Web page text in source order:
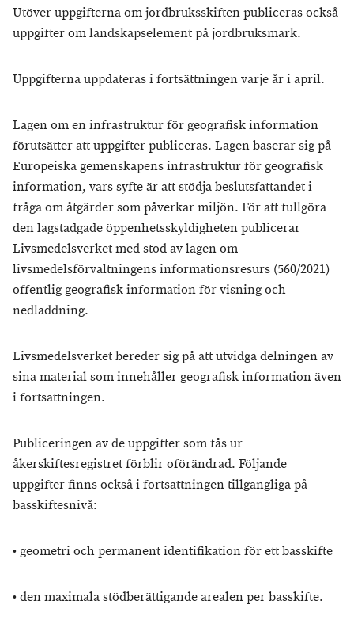
Utöver uppgifterna om jordbruksskiften publiceras också
uppgifter om landskapselement på jordbruksmark.
Uppgifterna uppdateras i fortsättningen varje år i april.
Lagen om en infrastruktur för geografisk information
förutsätter att uppgifter publiceras. Lagen baserar sig på
Europeiska gemenskapens infrastruktur för geografisk
information, vars syfte är att stödja beslutsfattandet i
fråga om åtgärder som påverkar miljön. För att fullgöra
den lagstadgade öppenhetsskyldigheten publicerar
Livsmedelsverket med stöd av lagen om
livsmedelsförvaltningens informationsresurs (560/2021)
offentlig geografisk information för visning och
nedladdning.
Livsmedelsverket bereder sig på att utvidga delningen av
sina material som innehåller geografisk information även
i fortsättningen.
Publiceringen av de uppgifter som fås ur
åkerskiftesregistret förblir oförändrad. Följande
uppgifter finns också i fortsättningen tillgängliga på
basskiftesnivå:
• geometri och permanent identifikation för ett basskifte
• den maximala stödberättigande arealen per basskifte.